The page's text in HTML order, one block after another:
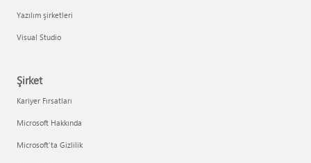
Yazılım şirketleri
Visual Studio
Şirket
Kariyer Fırsatları
Microsoft Hakkında
Microsoft'ta Gizlilik